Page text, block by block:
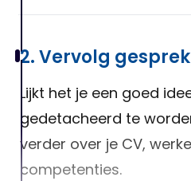
2. Vervolg
Lijkt het je een goed
gedetacheerd te
verder over je CV,
competenties.